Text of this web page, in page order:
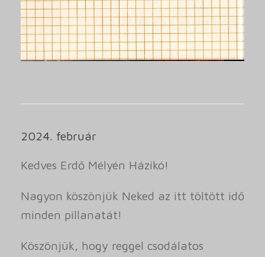
2024. február
Kedves Erdő Mélyén Házikó!
Nagyon köszönjük Neked az itt töltött idő
minden pillanatát!
Köszönjük, hogy reggel csodálatos